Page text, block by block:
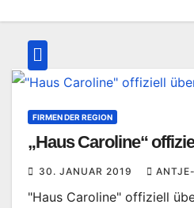
FIRMEN DER REGION
„Haus Caroline“
30. JANUAR 2019
"Haus Caroline" offiziell